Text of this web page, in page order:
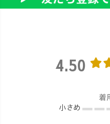
4.50
着
小さめ